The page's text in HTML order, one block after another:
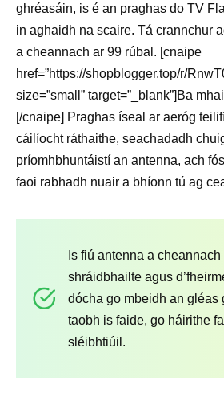
ghréasáin, is é an praghas do TV
in aghaidh na scaire. Tá crannchur
a cheannach ar 99 rúbal. [cnaipe
href=”https://shopblogger.top/r/
size=”small” target=”_blank”]Ba
[/cnaipe] Praghas íseal ar aeróg
cáilíocht ráthaithe, seachadadh
príomhbhuntáistí an antenna, ach
faoi rabhadh nuair a bhíonn tú ag
Is fiú antenna a
shráidbhailte agus
dócha go mbeidh an gléas
taobh is faide, go háirithe
sléibhtiúil.